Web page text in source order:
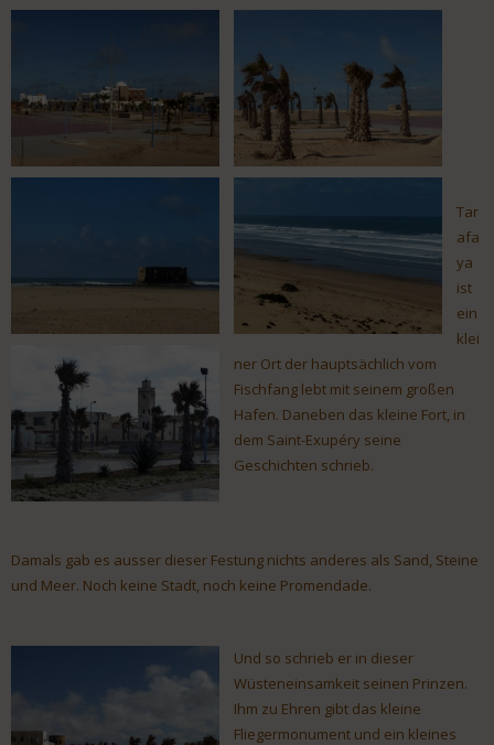
Tar
afa
ya
ist
ein
klei
ner Ort der hauptsächlich vom
Fischfang lebt mit seinem großen
Hafen. Daneben das kleine Fort, in
dem Saint-Exupéry seine
Geschichten schrieb.
Damals gab es ausser dieser Festung nichts anderes als Sand, Steine
und Meer. Noch keine Stadt, noch keine Promendade.
Und so schrieb er in dieser
Wüsteneinsamkeit seinen Prinzen.
Ihm zu Ehren gibt das kleine
Fliegermonument und ein kleines